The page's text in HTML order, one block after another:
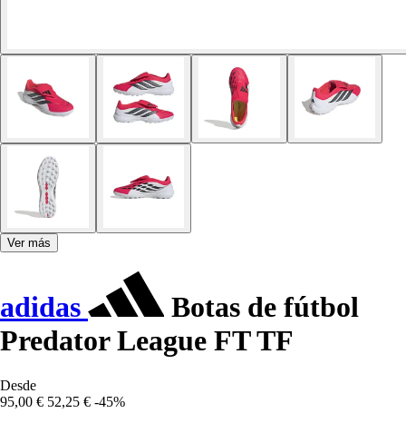
Ver más
adidas
Botas de fútbol
Predator League FT TF
Desde
95,00 € 52,25 € -45%